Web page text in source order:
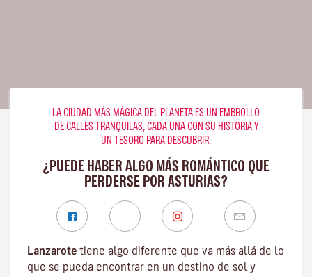
LA CIUDAD MÁS MÁGICA DEL PLANETA ES UN EMBROLLO
DE CALLES TRANQUILAS, CADA UNA CON SU HISTORIA Y
UN TESORO PARA DESCUBRIR.
¿PUEDE HABER ALGO MÁS ROMÁNTICO QUE
PERDERSE POR ASTURIAS?
Lanzarote tiene algo diferente que va más allá de lo
que se pueda encontrar en un destino de sol y